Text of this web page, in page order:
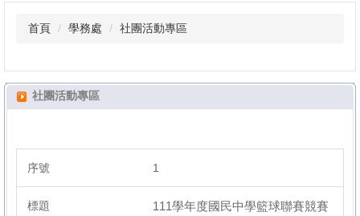
總務處
首頁 學務處 社團活動專區
社團活動專區
1
111學年度國民中學籃球聯賽競賽